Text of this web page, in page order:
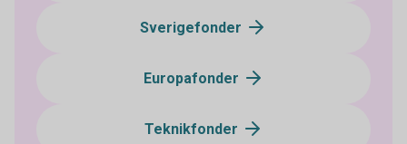
Sverigefonder
Europafonder
Teknikfonder